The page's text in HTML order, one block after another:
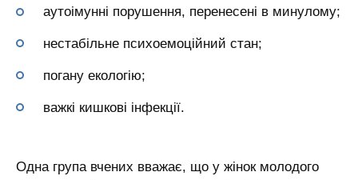
аутоімунні порушення, перенесені в минулому;
нестабільне психоемоційний стан;
погану екологію;
важкі кишкові інфекції.
Одна група вчених вважає, що у жінок молодого